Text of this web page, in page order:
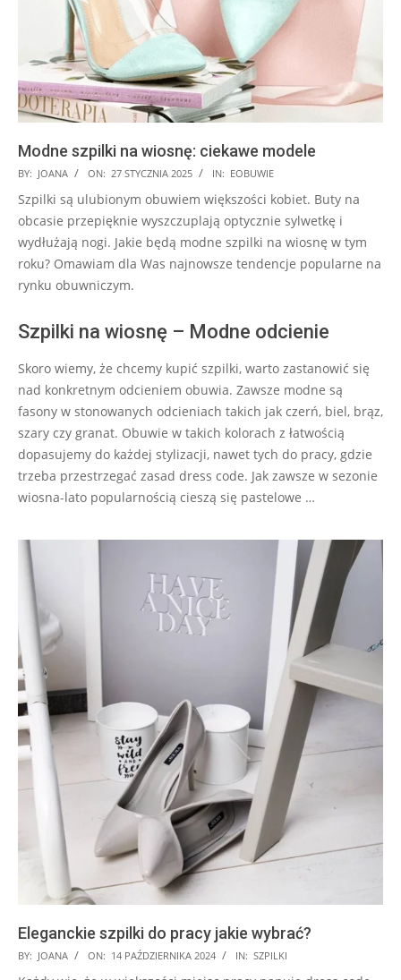
Modne szpilki na wiosnę: ciekawe modele
2025-
01-
27
BY: JOANA ON: 27 STYCZNIA 2025 IN: EOBUWIE
Szpilki są ulubionym obuwiem większości kobiet. Buty na
obcasie przepięknie wyszczuplają optycznie sylwetkę i
wydłużają nogi. Jakie będą modne szpilki na wiosnę w tym
roku? Omawiam dla Was najnowsze tendencje popularne na
rynku obuwniczym.
Szpilki na wiosnę – Modne odcienie
Skoro wiemy, że chcemy kupić szpilki, warto zastanowić się
nad konkretnym odcieniem obuwia. Zawsze modne są
fasony w stonowanych odcieniach takich jak czerń, biel, brąz,
szary czy granat. Obuwie w takich kolorach z łatwością
dopasujemy do każdej stylizacji, nawet tych do pracy, gdzie
trzeba przestrzegać zasad dress code. Jak zawsze w sezonie
wiosna-lato popularnością cieszą się pastelowe …
Eleganckie szpilki do pracy jakie wybrać?
2024-
10-
BY: JOANA ON: 14 PAŹDZIERNIKA 2024 IN: SZPILKI